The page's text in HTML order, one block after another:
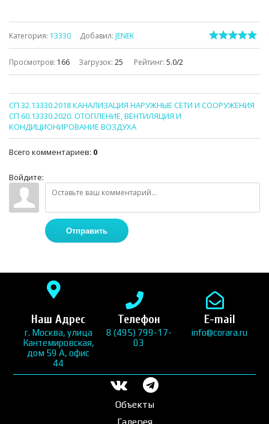
Категория: 13330 Добавил: JENEK
Просмотров: 166 Загрузок: 25 Рейтинг: 5.0/2
СП 32.13330.2018 КАНАЛИЗАЦИЯ НАРУЖНЫЕ СЕТИ И СООРУЖЕНИЯ
СП 60.13330.2020. ОТОПЛЕНИЕ, ВЕНТИЛЯЦИЯ И
КОНДИЦИОНИРОВАНИЕ ВОЗДУХА
Всего комментариев: 0
Войдите:
Отправить
Наш Адрес
г. Москва, улица
Кантемировская,
дом 59 А, офис
44
Телефон
8 (495) 799-17-
03
E-mail
info@corara.ru
Объекты